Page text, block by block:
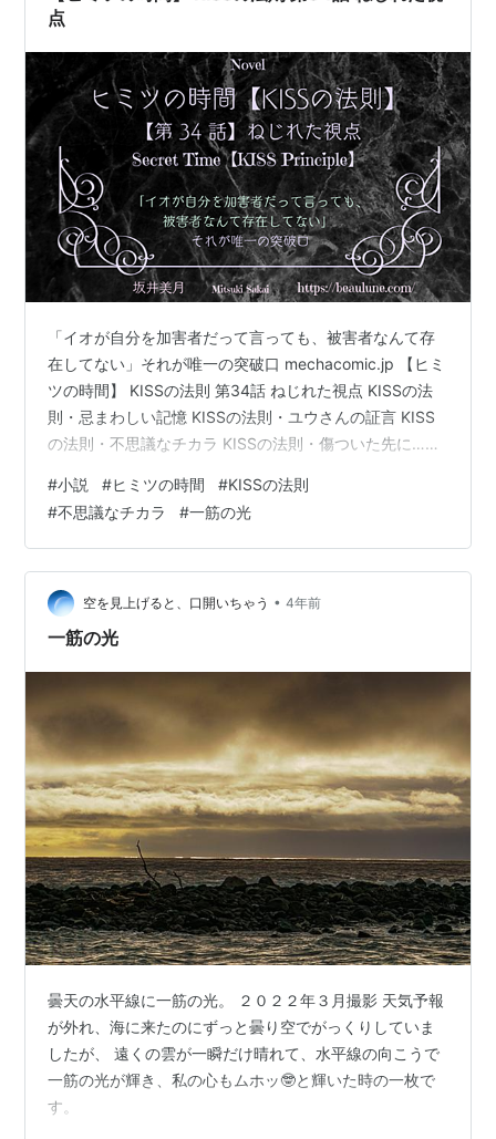
点
「イオが自分を加害者だって言っても、被害者なんて存
在してない」それが唯一の突破口 mechacomic.jp 【ヒミ
ツの時間】 KISSの法則 第34話 ねじれた視点 KISSの法
則・忌まわしい記憶 KISSの法則・ユウさんの証言 KISS
の法則・不思議なチカラ KISSの法則・傷ついた先に…
の法則・ヒミツの扉 【ヒミツの時間】 KISSの法則 第34
話 ねじれた視点 KISSの法則・忌まわしい記憶 「イオは
ね。 あの日、尋常じゃなかった。 21年前の、あの朝。
登校前から、ひどくだるそうで。 出かける時、“あのオン
ナ”がしつこ…
#小説 #ヒミツの時間 #KISSの法則
#不思議なチカラ #一筋の光
空を見上げると、口開いちゃう • 4年前
一筋の光
曇天の水平線に一筋の光。 ２０２２年３月撮影 天気予報
が外れ、海に来たのにずっと曇り空でがっくりしていま
したが、 遠くの雲が一瞬だけ晴れて、水平線の向こうで
一筋の光が輝き、私の心もムホッ🤓と輝いた時の一枚で
す。